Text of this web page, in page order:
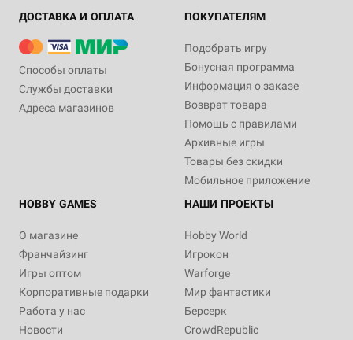
ДОСТАВКА И ОПЛАТА
Способы оплаты
Службы доставки
Адреса магазинов
ПОКУПАТЕЛЯМ
Подобрать игру
Бонусная программа
Информация о заказе
Возврат товара
Помощь с правилами
Архивные игры
Товары без скидки
Мобильное приложение
HOBBY GAMES
О магазине
Франчайзинг
Игры оптом
Корпоративные подарки
Работа у нас
Новости
НАШИ ПРОЕКТЫ
Hobby World
Игрокон
Warforge
Мир фантастики
Берсерк
CrowdRepublic